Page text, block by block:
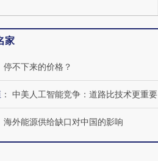
家
停不下来的价格？
： 中美人工智能竞争：道路比技术更重要
海外能源供给缺口对中国的影响